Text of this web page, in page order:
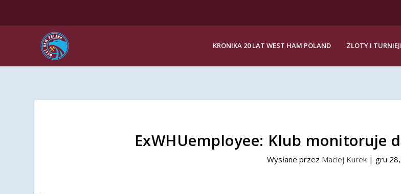
KRONIKA 20 LAT WEST HAM POLAND ZLOTY I
ExWHUemployee: Klub monitoruje
Wysłane przez Maciej Kurek| gru